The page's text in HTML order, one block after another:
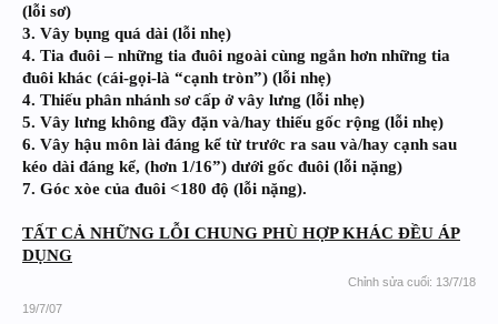
(lỗi sơ)
3. Vây bụng quá dài (lỗi nhẹ)
4. Tia đuôi – những tia đuôi ngoài cùng ngắn hơn những tia
đuôi khác (cái-gọi-là “cạnh tròn”) (lỗi nhẹ)
4. Thiếu phân nhánh sơ cấp ở vây lưng (lỗi nhẹ)
5. Vây lưng không đầy đặn và/hay thiếu gốc rộng (lỗi nhẹ)
6. Vây hậu môn lài đáng kể từ trước ra sau và/hay cạnh sau
kéo dài đáng kể, (hơn 1/16”) dưới gốc đuôi (lỗi nặng)
7. Góc xòe của đuôi <180 độ (lỗi nặng).
TẤT CẢ NHỮNG LỖI CHUNG PHÙ HỢP KHÁC ĐỀU ÁP
DỤNG
Chỉnh sửa cuối: 13/7/18
19/7/07